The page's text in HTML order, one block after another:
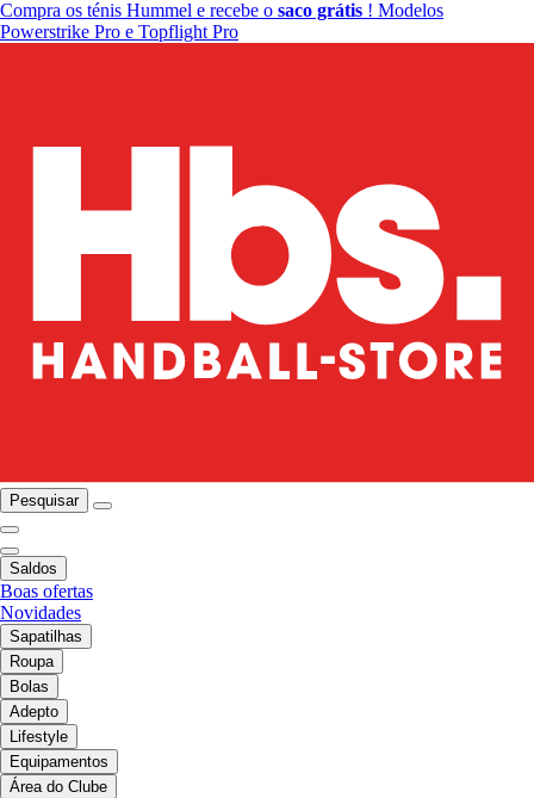
Compra os ténis Hummel e recebe o saco grátis ! Modelos
Powerstrike Pro e Topflight Pro
Pesquisar
Saldos
Boas ofertas
Novidades
Sapatilhas
Roupa
Bolas
Adepto
Lifestyle
Equipamentos
Área do Clube